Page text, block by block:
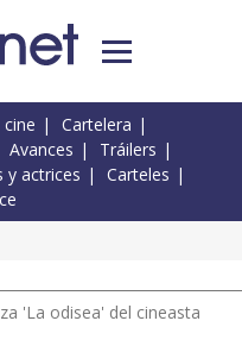
Cartelera
Avances
Tráilers
y actrices
Carteles
'La odisea' del cineasta